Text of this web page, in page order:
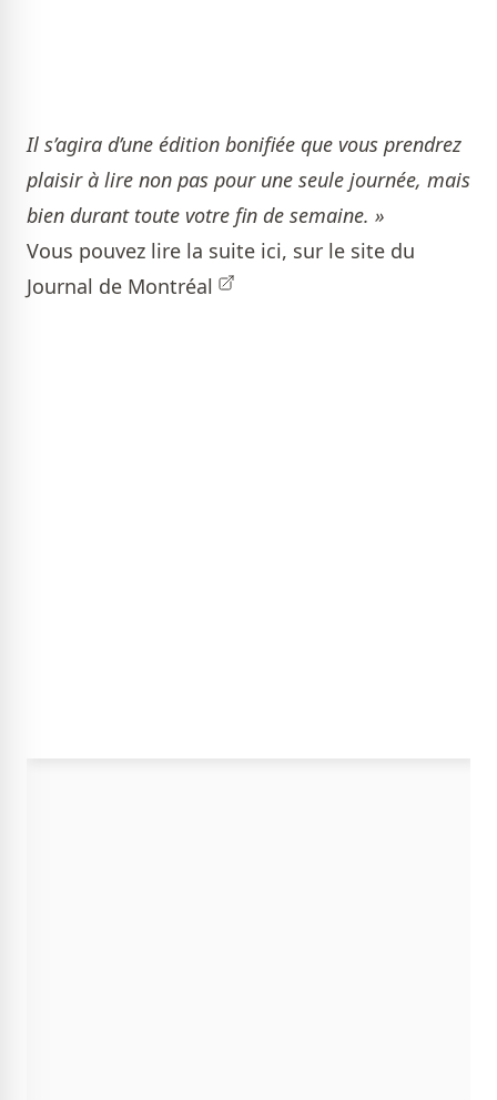
Il s’agira d’une édition bonifiée que vous prendrez
plaisir à lire non pas pour une seule journée, mais
bien durant toute votre fin de semaine. »
Vous pouvez lire la suite ici, sur le site du
Journal de Montréal